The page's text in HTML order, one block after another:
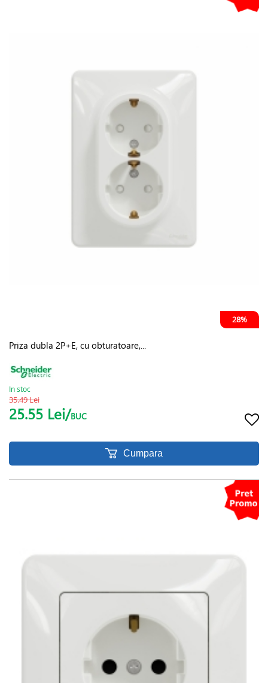
28%
Priza dubla 2P+E, cu obturatoare,...
In stoc
35.49 Lei
25.55 Lei/BUC
Cumpara